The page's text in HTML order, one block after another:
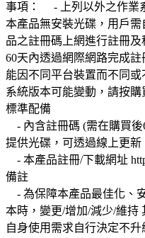
事項： - 上列以外之作業
本產品無安裝光碟，用戶
品之註冊碼上網進行註冊
60天內透過網際網路完成
能因不同平台裝置而不同
系統版本可能變動，請按購
標準配備
- 內含註冊碼 (需在購買
提供光碟，可透過線上更
- 本產品註冊/下載網址
備註
- 為保障本產品最佳化、
本時，變更/增加/減少/維
自身使用需求自行決定不